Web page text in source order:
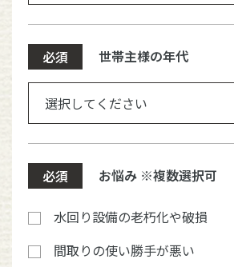
必須 世帯主様の年代
必須 お悩み ※複数選択可
水回り設備の老朽化や破損
間取りの使い勝手が悪い